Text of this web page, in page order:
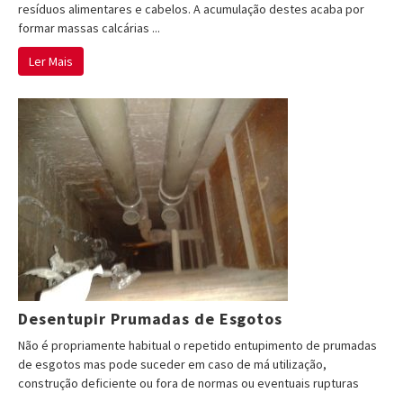
resíduos alimentares e cabelos. A acumulação destes acaba por
formar massas calcárias ...
Ler Mais
Desentupir Prumadas de Esgotos
Não é propriamente habitual o repetido entupimento de prumadas
de esgotos mas pode suceder em caso de má utilização,
construção deficiente ou fora de normas ou eventuais rupturas